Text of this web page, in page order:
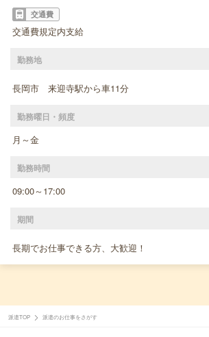
交通費
交通費規定内支給
勤務地
長岡市 来迎寺駅から車11分
勤務曜日・頻度
月～金
勤務時間
09:00～17:00
期間
長期でお仕事できる方、大歓迎！
派遣TOP 派遣のお仕事をさがす